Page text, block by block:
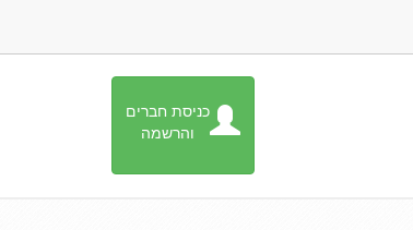
כניסת חברים
והרשמה